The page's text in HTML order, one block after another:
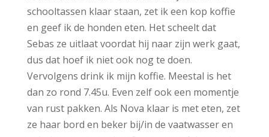
schooltassen klaar staan, zet ik een kop koffie
en geef ik de honden eten. Het scheelt dat
Sebas ze uitlaat voordat hij naar zijn werk gaat,
dus dat hoef ik niet ook nog te doen.
Vervolgens drink ik mijn koffie. Meestal is het
dan zo rond 7.45u. Even zelf ook een momentje
van rust pakken. Als Nova klaar is met eten, zet
ze haar bord en beker bij/in de vaatwasser en